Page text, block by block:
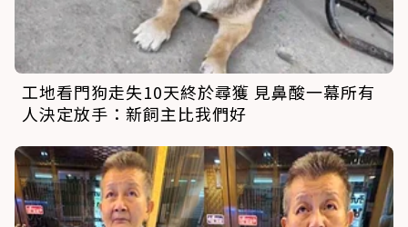
工地看門狗走失10天終於尋獲 見鼻酸一幕所有
人決定放手：新飼主比我們好